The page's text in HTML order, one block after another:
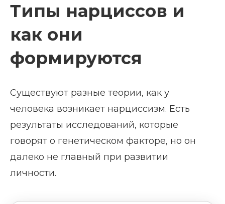
Типы нарциссов и
как они
формируются
Существуют разные теории, как у
человека возникает нарциссизм. Есть
результаты исследований, которые
говорят о генетическом факторе, но он
далеко не главный при развитии
личности.